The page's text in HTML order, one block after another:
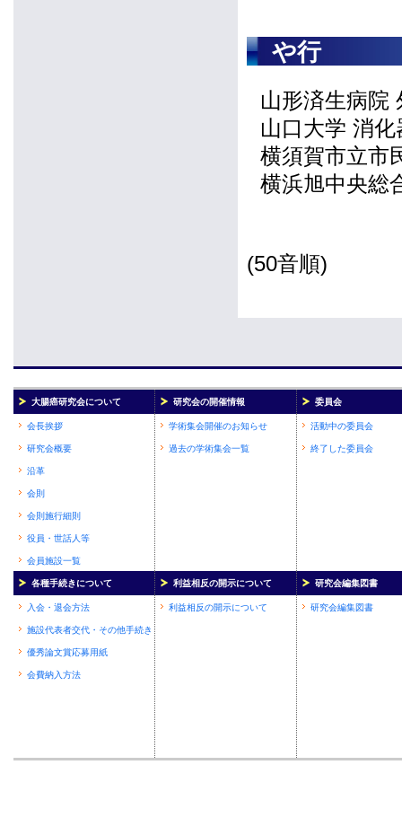
や行
山形済生病院
山口大学 消
横須賀市立
横浜旭中央総
(50音順)
大腸癌研究会について 研究会の開催情報 委員会
会長挨拶
研究会概要
沿革
会則
会則施行細則
役員・世話人等
会員施設一覧
学術集会開催のお知らせ
過去の学術集会一覧
活動中の委員会
終了した委員会
各種手続きについて 利益相反の開示について 研究会編集図書
入会・退会方法
施設代表者交代・その他手続き
優秀論文賞応募用紙
会費納入方法
利益相反の開示について 研究会編集図書